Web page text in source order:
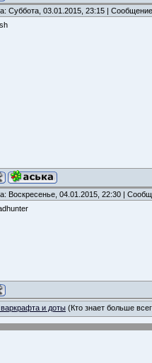
Суббота, 03.01.2015, 23:15 |
Воскресенье, 04.01.2015, 22:30 |
и доты (Кто знает больше